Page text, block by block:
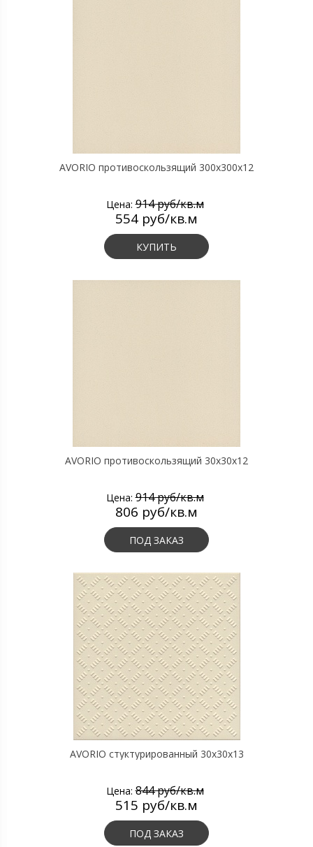
AVORIO противоскользящий 300х300х12
Цена:914 руб/кв.м
554 руб/кв.м
КУПИТЬ
AVORIO противоскользящий 30х30х12
Цена:914 руб/кв.м
806 руб/кв.м
ПОД ЗАКАЗ
AVORIO стуктурированный 30х30х13
Цена:844 руб/кв.м
515 руб/кв.м
ПОД ЗАКАЗ